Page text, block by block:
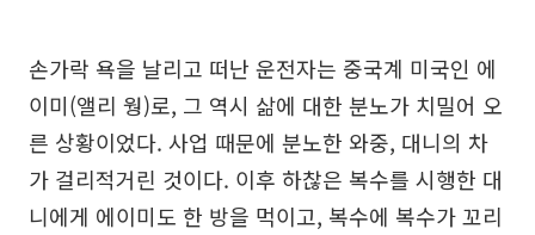
손가락 욕을 날리고 떠난 운전자는 중국계 미국인 에
이미(앨리 웡)로, 그 역시 삶에 대한 분노가 치밀어 오
른 상황이었다. 사업 때문에 분노한 와중, 대니의 차
가 걸리적거린 것이다. 이후 하찮은 복수를 시행한 대
니에게 에이미도 한 방을 먹이고, 복수에 복수가 꼬리